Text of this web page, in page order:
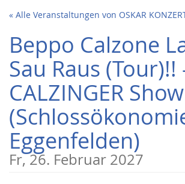
Zum
Inhalt
springen
« Alle Veranstaltungen von OSKAR
Beppo Calzone
Sau Raus (Tour)!!
CALZINGER
Eggenfelden)
Fr, 26. Februar 2027